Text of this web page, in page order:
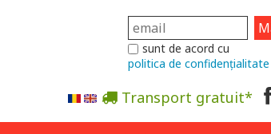
sunt de acord cu
politica de confidențialitate
Transport gratuit*